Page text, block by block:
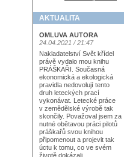
AKTUALITA
OMLUVA AUTORA
24.04.2021 / 21:47
Nakladatelství Svět křídel
právě vydalo mou knihu
PRÁŠKAŘI. Současná
ekonomická a ekologická
pravidla nedovolují tento
druh leteckých prací
vykonávat. Letecké práce
v zemědělské výrobě tak
skončily. Považoval jsem za
nutné obětavou práci pilotů
práškařů svou knihou
připomenout a projevit tak
úctu k tomu, co ve svém
životě dokázali.